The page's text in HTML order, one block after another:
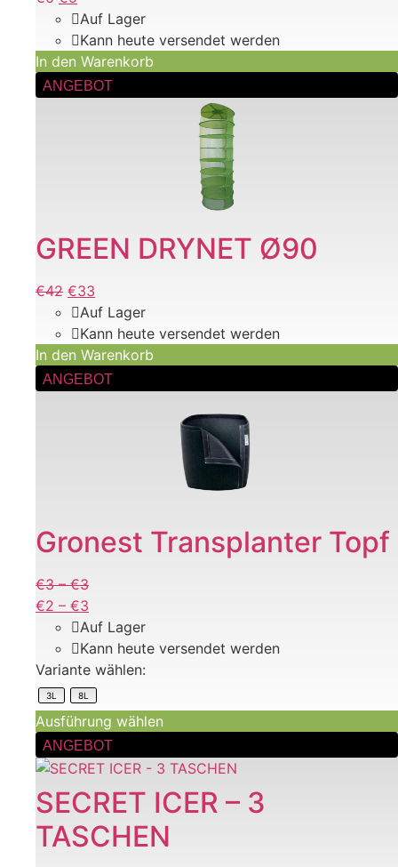
Preis
war:
€6
Preis
ist:
€6.
Auf Lager
Kann heute versendet werden
In den Warenkorb
ANGEBOT
GREEN DRYNET Ø90
Ursprünglicher
Preis
war:
€42
€42 Aktueller
Preis
ist:
€42.
€33
Auf Lager
Kann heute versendet werden
In den Warenkorb
ANGEBOT
Gronest Transplanter Topf
€3 –€3
bis
€3
€2 – €3
€2
bis
€3
3L 8L
Auf Lager
Kann heute versendet werden
Variante wählen:
Ausführung wählen
Dieses
Produkt
können
der
Produktseite
gewählt
werden
ANGEBOT
SECRET ICER – 3
TASCHEN